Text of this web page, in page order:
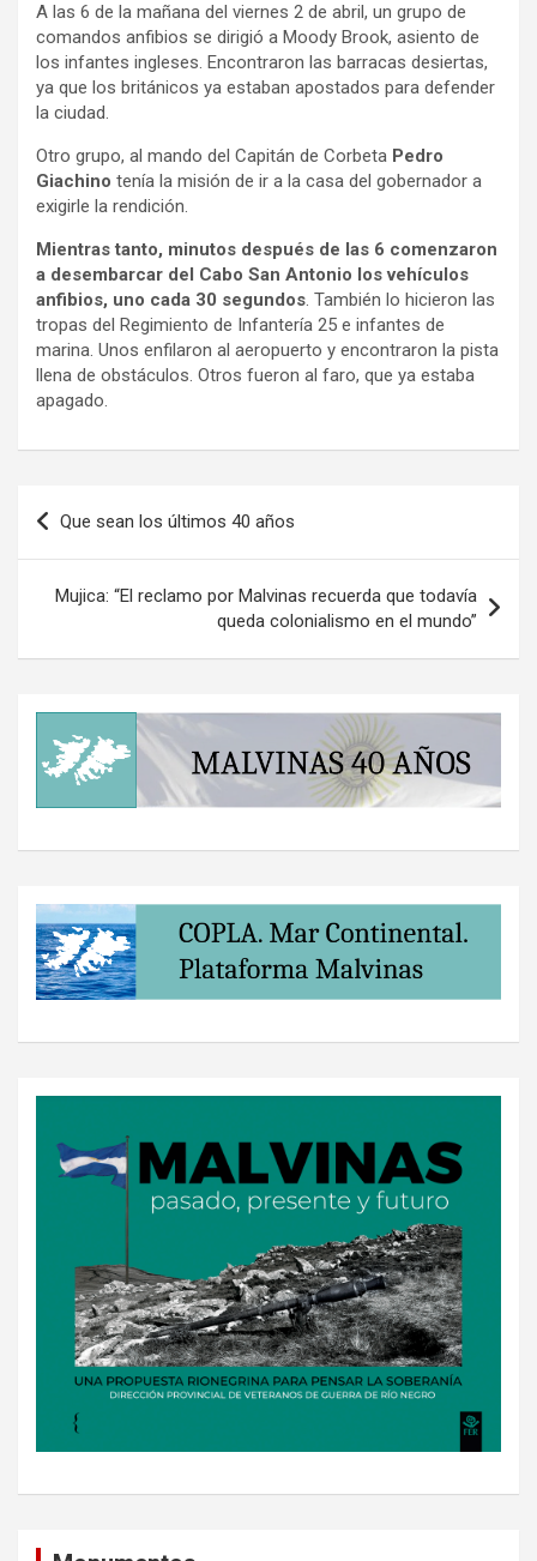
A las 6 de la mañana del viernes 2 de abril, un grupo de
comandos anfibios se dirigió a Moody Brook, asiento de
los infantes ingleses. Encontraron las barracas desiertas,
ya que los británicos ya estaban apostados para defender
la ciudad.
Otro grupo, al mando del Capitán de Corbeta Pedro
Giachino tenía la misión de ir a la casa del gobernador a
exigirle la rendición.
Mientras tanto, minutos después de las 6 comenzaron
a desembarcar del Cabo San Antonio los vehículos
anfibios, uno cada 30 segundos. También lo hicieron las
tropas del Regimiento de Infantería 25 e infantes de
marina. Unos enfilaron al aeropuerto y encontraron la pista
llena de obstáculos. Otros fueron al faro, que ya estaba
apagado.
Navegación
de
entradas
Que sean los últimos 40 años
Mujica: “El reclamo por Malvinas recuerda que todavía
queda colonialismo en el mundo”